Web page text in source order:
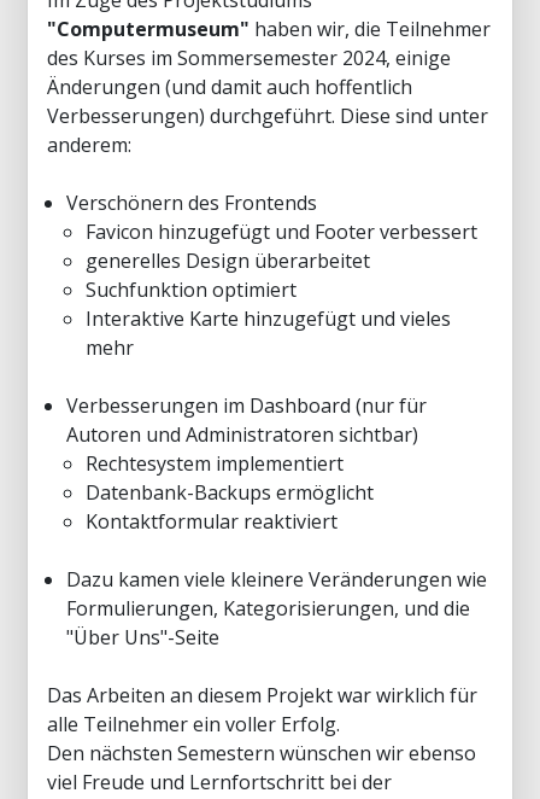
"Computermuseum" haben wir, die Teilnehmer
des Kurses im Sommersemester 2024, einige
Änderungen (und damit auch hoffentlich
Verbesserungen) durchgeführt. Diese sind unter
anderem:
Verschönern des Frontends
Favicon hinzugefügt und Footer verbessert
generelles Design überarbeitet
Suchfunktion optimiert
Interaktive Karte hinzugefügt und vieles
mehr
Verbesserungen im Dashboard (nur für
Autoren und Administratoren sichtbar)
Rechtesystem implementiert
Datenbank-Backups ermöglicht
Kontaktformular reaktiviert
Dazu kamen viele kleinere Veränderungen wie
Formulierungen, Kategorisierungen, und die
"Über Uns"-Seite
Das Arbeiten an diesem Projekt war wirklich für
alle Teilnehmer ein voller Erfolg.
Den nächsten Semestern wünschen wir ebenso
viel Freude und Lernfortschritt bei der